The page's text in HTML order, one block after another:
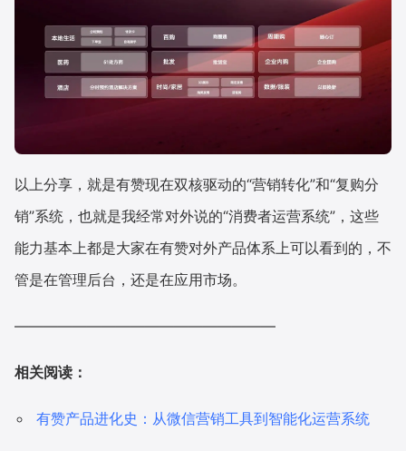
以上分享，就是有赞现在双核驱动的“营销转化”和“复购分
销”系统，也就是我经常对外说的“消费者运营系统”，这些
能力基本上都是大家在有赞对外产品体系上可以看到的，不
管是在管理后台，还是在应用市场。
——————————————————
相关阅读：
有赞产品进化史：从微信营销工具到智能化运营系统